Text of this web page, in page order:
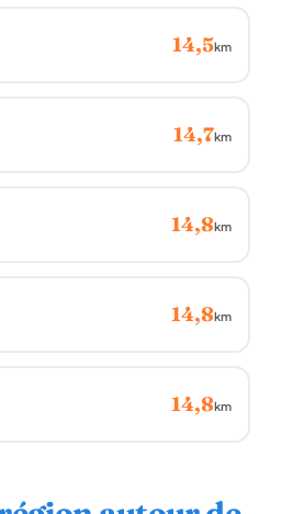
14,5km
14,7km
14,8km
14,8km
14,8km